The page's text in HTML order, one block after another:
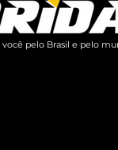
pelo Brasil e pelo